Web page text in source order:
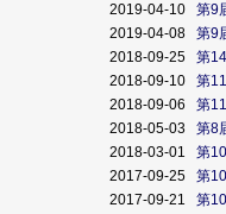
2019-04-10
第9
2019-04-08
第9
2018-09-25
第
2018-09-10
第
2018-09-06
第
2018-05-03
第8
2018-03-01
第
2017-09-25
第
2017-09-21
第